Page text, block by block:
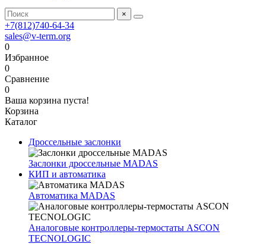
×
+7(812)740-64-34
sales@v-term.org
0
Избранное
0
Сравнение
0
Ваша корзина пуста!
Корзина
Каталог
Дроссельные заслонки
Заслонки дроссельные MADAS
КИП и автоматика
Автоматика MADAS
Аналоговые контроллеры-термостаты ASCON
TECNOLOGIC